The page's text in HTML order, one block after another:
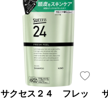
サクセス２４ フレッ